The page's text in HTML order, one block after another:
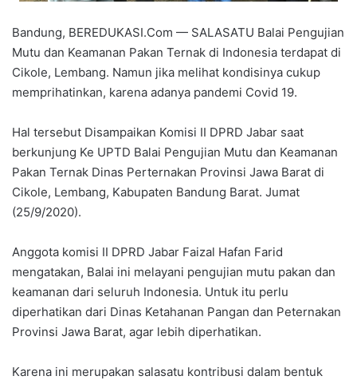
Bandung, BEREDUKASI.Com — SALASATU Balai Pengujian
Mutu dan Keamanan Pakan Ternak di Indonesia terdapat di
Cikole, Lembang. Namun jika melihat kondisinya cukup
memprihatinkan, karena adanya pandemi Covid 19.
Hal tersebut Disampaikan Komisi II DPRD Jabar saat
berkunjung Ke UPTD Balai Pengujian Mutu dan Keamanan
Pakan Ternak Dinas Perternakan Provinsi Jawa Barat di
Cikole, Lembang, Kabupaten Bandung Barat. Jumat
(25/9/2020).
Anggota komisi II DPRD Jabar Faizal Hafan Farid
mengatakan, Balai ini melayani pengujian mutu pakan dan
keamanan dari seluruh Indonesia. Untuk itu perlu
diperhatikan dari Dinas Ketahanan Pangan dan Peternakan
Provinsi Jawa Barat, agar lebih diperhatikan.
Karena ini merupakan salasatu kontribusi dalam bentuk